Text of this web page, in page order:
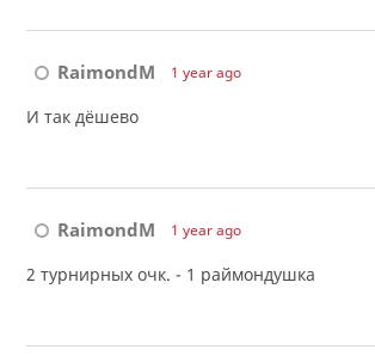
RaimondM 1 year ago
И так дёшево
RaimondM 1 year ago
2 турнирных очк. - 1 раймондушка